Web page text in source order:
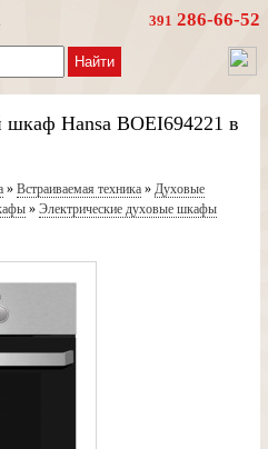
391 286-66-52
Найти
шкаф Hansa BOEI694221 в
» Встраиваемая техника» Духовые
» Электрические духовые шкафы